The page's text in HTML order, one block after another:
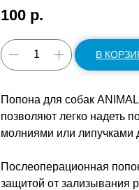
100 р.
В
Попона для собак
позволяют легко надеть
молниями или липучками
Послеоперационная
защитой от зализывания